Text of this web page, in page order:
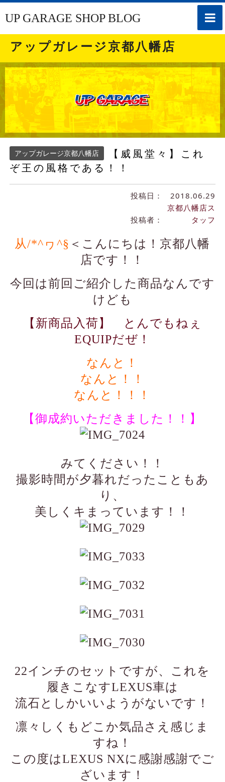
toggle
UP GARAGE SHOP BLOG
アップガレージ京都八幡店
アップガレージ京都八幡店
【威風堂々】これ
ぞ王の風格である！！
投稿日： 2018.06.29
投稿者：
京都八幡店ス
タッフ
从/*^ヮ^§ ＜こんにちは！京都八幡
店です！！
今回は前回ご紹介した商品なんです
けども
【新商品入荷】 とんでもねぇ
EQUIPだぜ！
なんと！
なんと！！
なんと！！！
【御成約いただきました！！】
みてください！！
撮影時間が夕暮れだったこともあ
り、
美しくキまっています！！
22インチのセットですが、これを
履きこなすLEXUS車は
流石としかいいようがないです！
凛々しくもどこか気品さえ感じま
すね！
この度はLEXUS NXに感謝感謝でご
ざいます！